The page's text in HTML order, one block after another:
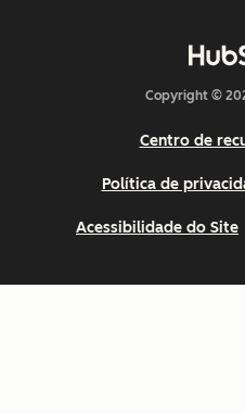
Copyright ©
Centro de
Política de
Acessibilidade do Site